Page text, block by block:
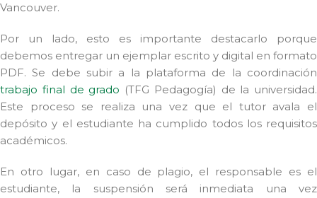
Vancouver.
Por un lado, esto es importante destacarlo porque
debemos entregar un ejemplar escrito y digital en formato
PDF. Se debe subir a la plataforma de la coordinación
trabajo final de grado (TFG Pedagogía) de la universidad.
Este proceso se realiza una vez que el tutor avala el
depósito y el estudiante ha cumplido todos los requisitos
académicos.
En otro lugar, en caso de plagio, el responsable es el
estudiante, la suspensión será inmediata una vez